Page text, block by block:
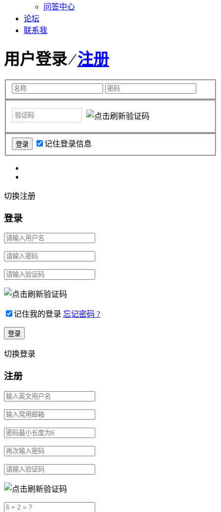
问答中心
论坛
联系我
用户登录 ⁄注册
记住登录信息
切换注册
登录
记住我的登录 忘记密码 ?
切换登录
注册